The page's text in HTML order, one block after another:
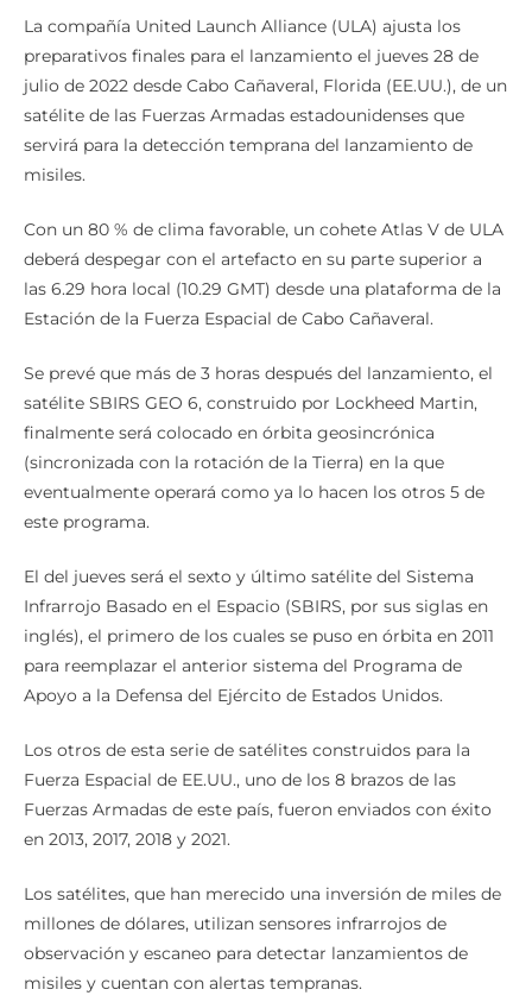
La compañía United Launch Alliance (ULA) ajusta los
preparativos finales para el lanzamiento el jueves 28 de
julio de 2022 desde Cabo Cañaveral, Florida (EE.UU.), de un
satélite de las Fuerzas Armadas estadounidenses que
servirá para la detección temprana del lanzamiento de
misiles.
Con un 80 % de clima favorable, un cohete Atlas V de ULA
deberá despegar con el artefacto en su parte superior a
las 6.29 hora local (10.29 GMT) desde una plataforma de la
Estación de la Fuerza Espacial de Cabo Cañaveral.
Se prevé que más de 3 horas después del lanzamiento, el
satélite SBIRS GEO 6, construido por Lockheed Martin,
finalmente será colocado en órbita geosincrónica
(sincronizada con la rotación de la Tierra) en la que
eventualmente operará como ya lo hacen los otros 5 de
este programa.
El del jueves será el sexto y último satélite del Sistema
Infrarrojo Basado en el Espacio (SBIRS, por sus siglas en
inglés), el primero de los cuales se puso en órbita en 2011
para reemplazar el anterior sistema del Programa de
Apoyo a la Defensa del Ejército de Estados Unidos.
Los otros de esta serie de satélites construidos para la
Fuerza Espacial de EE.UU., uno de los 8 brazos de las
Fuerzas Armadas de este país, fueron enviados con éxito
en 2013, 2017, 2018 y 2021.
Los satélites, que han merecido una inversión de miles de
millones de dólares, utilizan sensores infrarrojos de
observación y escaneo para detectar lanzamientos de
misiles y cuentan con alertas tempranas.